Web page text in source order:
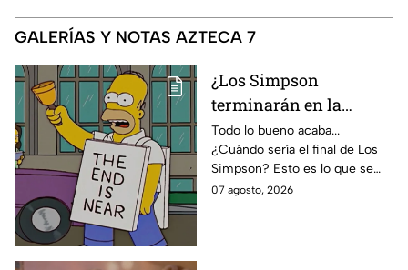
GALERÍAS Y NOTAS AZTECA 7
¿Los Simpson
terminarán en la
temporada 40? Actriz
de Bart Simpson da
IMPACTANTE
declaración
Todo lo bueno acaba...
¿Cuándo sería el final de Los
Simpson? Esto es lo que se
sabe:
07 agosto, 2026